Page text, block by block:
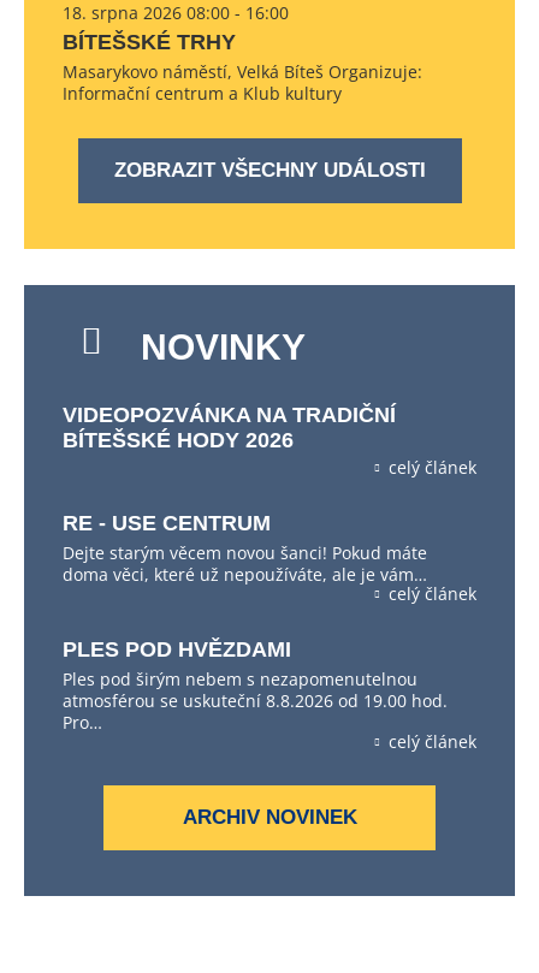
18. srpna 2026 08:00 - 16:00
BÍTEŠSKÉ TRHY
Masarykovo náměstí, Velká Bíteš Organizuje:
Informační centrum a Klub kultury
ZOBRAZIT VŠECHNY UDÁLOSTI
NOVINKY
VIDEOPOZVÁNKA NA TRADIČNÍ
BÍTEŠSKÉ HODY 2026
celý článek
RE - USE CENTRUM
Dejte starým věcem novou šanci! Pokud máte
doma věci, které už nepoužíváte, ale je vám…
celý článek
PLES POD HVĚZDAMI
Ples pod širým nebem s nezapomenutelnou
atmosférou se uskuteční 8.8.2026 od 19.00 hod.
Pro…
celý článek
ARCHIV NOVINEK